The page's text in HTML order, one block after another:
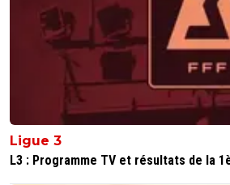
Ligue 3
L3 : Programme TV et résultats de la